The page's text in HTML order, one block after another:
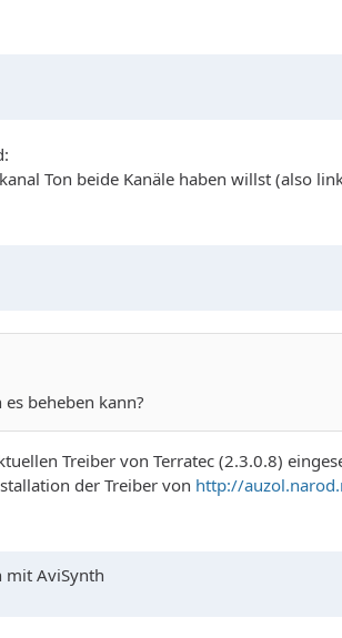
Ton beide Kanäle haben willst (also
beheben kann?
Treiber von Terratec (2.3.0.8)
der Treiber von http://
AviSynth